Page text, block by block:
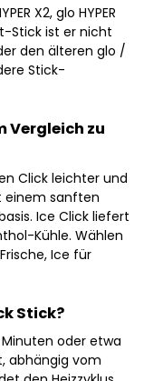
X2, glo HYPER
Stick ist er nicht
den älteren glo /
Stick-
Vergleich zu
Click leichter und
einem sanften
Ice Click liefert
Kühle. Wählen
Ice für
Stick?
oder etwa
abhängig vom